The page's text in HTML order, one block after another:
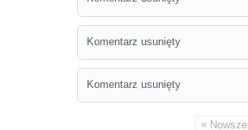
Komentarz usunięty
Komentarz usunięty
« Nowsze